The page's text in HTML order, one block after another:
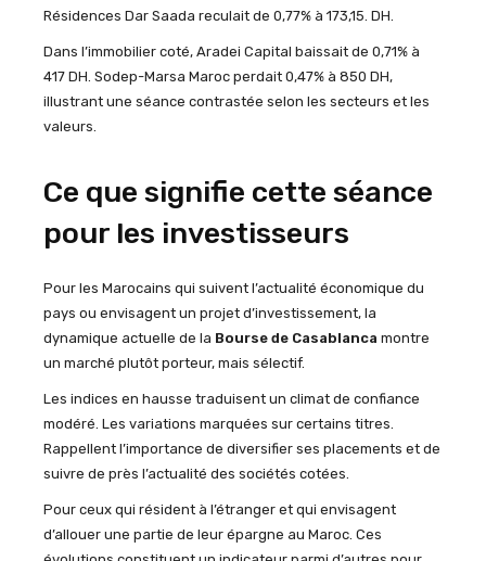
Résidences Dar Saada reculait de 0,77% à 173,15. DH.
Dans l’immobilier coté, Aradei Capital baissait de 0,71% à
417 DH. Sodep-Marsa Maroc perdait 0,47% à 850 DH,
illustrant une séance contrastée selon les secteurs et les
valeurs.
Ce que signifie cette séance
pour les investisseurs
Pour les Marocains qui suivent l’actualité économique du
pays ou envisagent un projet d’investissement, la
dynamique actuelle de la Bourse de Casablanca montre
un marché plutôt porteur, mais sélectif.
Les indices en hausse traduisent un climat de confiance
modéré. Les variations marquées sur certains titres.
Rappellent l’importance de diversifier ses placements et de
suivre de près l’actualité des sociétés cotées.
Pour ceux qui résident à l’étranger et qui envisagent
d’allouer une partie de leur épargne au Maroc. Ces